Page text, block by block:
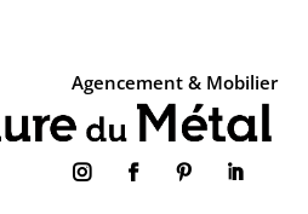
Agencement & Mobilier
   